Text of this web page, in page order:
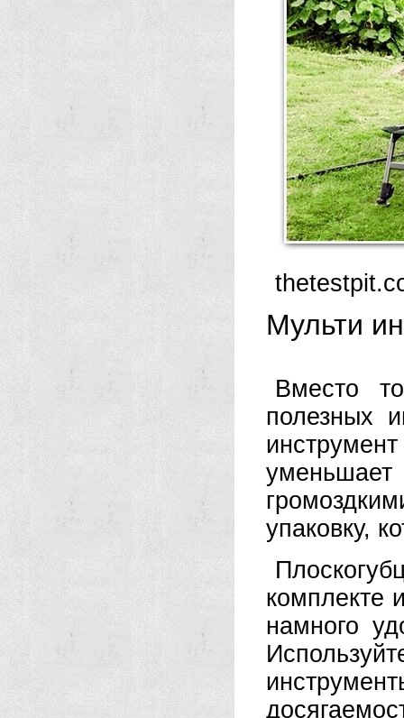
Мульти
Вместо
полезных
уменьшает
упаковку,
комплекте
намного